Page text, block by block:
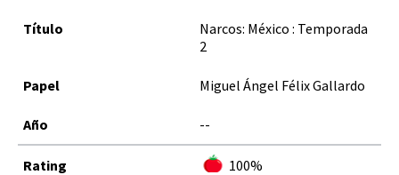
Narcos: México : Temporada
2
Miguel Ángel Félix Gallardo
--
100%